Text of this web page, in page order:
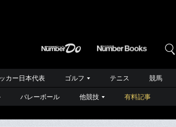
カー日本代表 ゴルフ テニス 競馬
バレーボール 他競技 有料記事